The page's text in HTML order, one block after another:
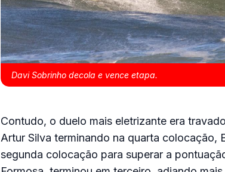
Davi Sobrinho decola e vence etapa.
Contudo, o duelo mais eletrizante era
Artur Silva terminando na quarta colocação,
segunda colocação para superar a